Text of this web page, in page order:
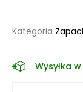
Kategoria
Wysyłka